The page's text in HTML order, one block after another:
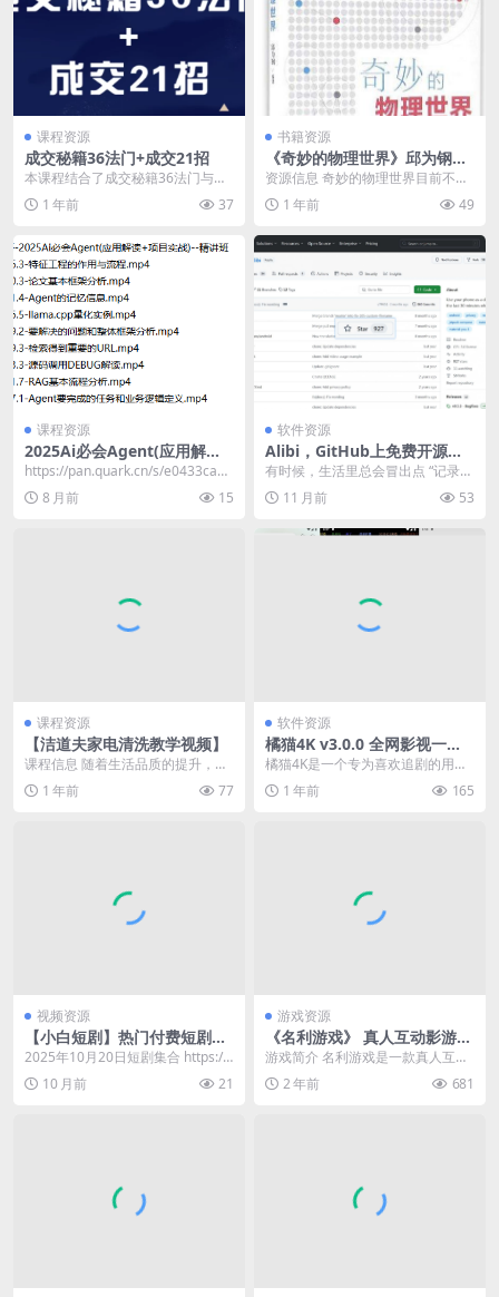
课程资源
成交秘籍36法门+成交21招
本课程结合了成交秘籍36法门与成
交21招，全面讲解销售技巧。 通过
36法门深入探...
1 年前 37
书籍资源
《奇妙的物理世界》邱为钢
[人文社科] [pdf+全格式]
资源信息 奇妙的物理世界目前不少
大学面对文科生，开设了文科物理
类的通识选修课，不...
1 年前 49
课程资源
2025Ai必会Agent(应用解读
+项目实战)–精讲班
​https://pan.quark.cn/s/e0433ca1ff
2c 📁 迪...
8 月前 15
软件资源
Alibi，GitHub上免费开源的
隐秘相机工具App
有时候，生活里总会冒出点 “记录
欲”。别想歪，我说的可不是那种会
触犯法律的偷拍，...
11 月前 53
课程资源
【洁道夫家电清洗教学视频】
课程信息 随着生活品质的提升，家
电已成为现代家庭不可或缺的一部
分。然而，长期使用...
1 年前 77
软件资源
橘猫4K v3.0.0 全网影视一网
打尽
橘猫4K是一个专为喜欢追剧的用户
打造的软件，提供海量高清电影、
美剧、电视剧、戏曲...
1 年前 165
视频资源
【小白短剧】热门付费短剧资
源分享2025年10月20日 82部
2025年10月20日短剧集合 https://
pan.quark.cn/s/c...
10 月前 21
游戏资源
《名利游戏》 真人互动影游
内置简中汉化
游戏简介 名利游戏是一款真人互动
叙事类产品，在游戏中玩家可以做
出选择，每个选择都...
2 年前 681